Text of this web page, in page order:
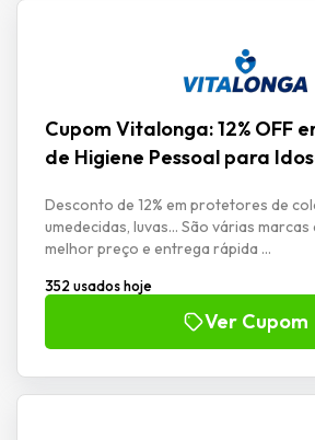
Cupom Vitalonga: 12% OFF
de Higiene Pessoal para
Desconto de 12% em protetores de
umedecidas, luvas... São várias
melhor preço e entrega rápida ...
352 usados hoje
Ver Cupom